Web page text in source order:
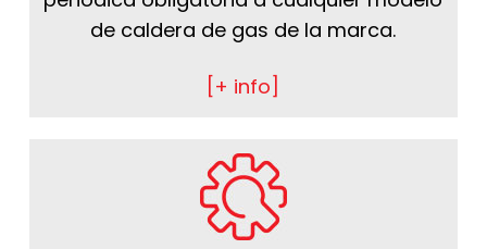
de caldera de gas de la marca.
[+ info]